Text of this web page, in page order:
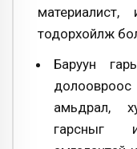
тодорхойлж
Баруун
амьдрал,
гарсныг